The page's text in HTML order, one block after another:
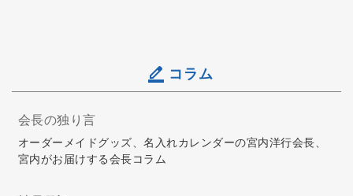
コラム
会長の独り言
オーダーメイドグッズ、名入れカレンダーの宮内洋行会長、
宮内がお届けする会長コラム